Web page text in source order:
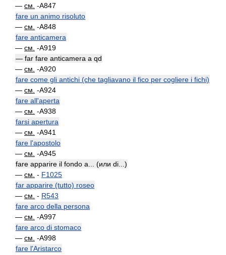
— см. -A847
fare un animo risoluto
— см. -A848
fare anticamera
— см. -A919
— far fare anticamera a qd
— см. -A920
fare come gli antichi (che tagliavano il fico per cogliere i fichi)
— см. -A924
fare all'aperta
— см. -A938
farsi apertura
— см. -A941
fare l'apostolo
— см. -A945
fare apparire il fondo a... (или di...)
— см. - F1025
far apparire (tutto) roseo
— см. - R543
fare arco della persona
— см. -A997
fare arco di stomaco
— см. -A998
fare l'Aristarco